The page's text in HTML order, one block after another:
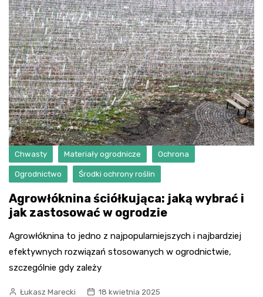
Chwasty Materiały ogrodnicze Ochrona
Ogrodnictwo Środki ochrony roślin
Agrowłóknina ściółkująca: jaką wybrać i
jak zastosować w ogrodzie
Agrowłóknina to jedno z najpopularniejszych i najbardziej
efektywnych rozwiązań stosowanych w ogrodnictwie,
szczególnie gdy zależy
Łukasz Marecki 18 kwietnia 2025